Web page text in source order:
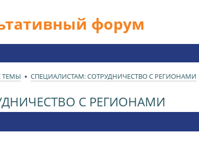
форум
ТЕМЫ СПЕЦИАЛИСТАМ: СОТРУДНИЧЕСТВО С РЕГИОНАМИ
С РЕГИОНАМИ